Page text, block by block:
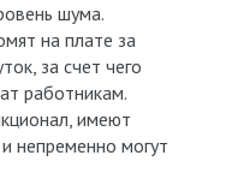
шума.
на плате за
за счет чего
работникам.
имеют
непременно могут